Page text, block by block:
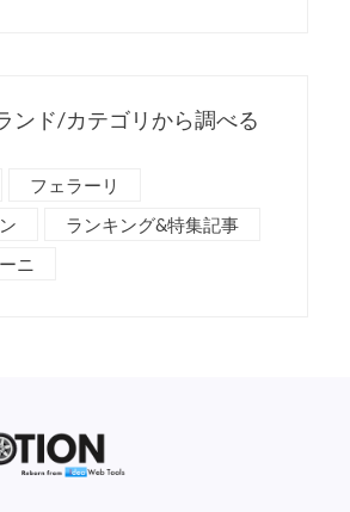
ンド/カテゴリから調べる
フェラーリ
ランキング&特集記事
ニ